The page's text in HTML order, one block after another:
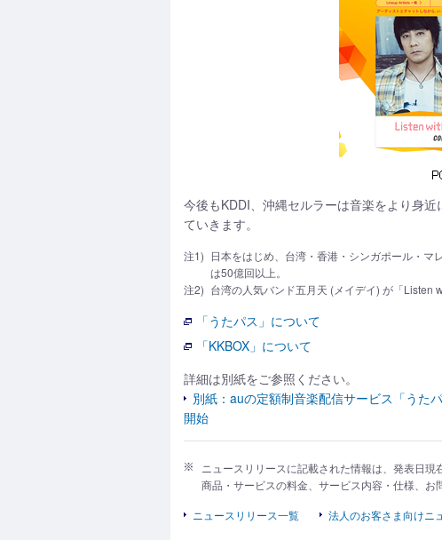
今後もKDDI、沖縄セルラーは音楽をより身
ていきます。
注1) 日本をはじめ、台湾・香港・シンガポール・
は50億回以上。
注2) 台湾の人気バンド五月天 (メイデイ) が「Listen
「うたパス」について
「KKBOX」について
詳細は別紙をご参照ください。
別紙：auの定額制音楽配信サービス「うた
開始
ニュースリリースに記載された情報は、発表日現
商品・サービスの料金、サービス内容・仕様、お
ニュースリリース一覧
法人のお客さま向けニ